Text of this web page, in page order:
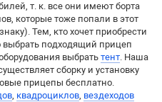
т. к. все они имеют борта
которые тоже попали в этот
Тем, кто хочет приобрести
выбрать подходящий прицеп
выбрать тент. Наша
сборку и установку
прицепы бесплатно.
, квадроциклов, вездеходов